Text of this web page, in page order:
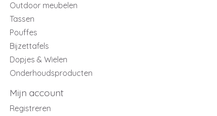
Outdoor meubelen
Tassen
Pouffes
Bijzettafels
Dopjes & Wielen
Onderhoudsproducten
Mijn account
Registreren